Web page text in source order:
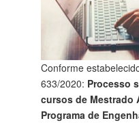
Conforme
633/2020: Processo
cursos de Mestrado
Programa de